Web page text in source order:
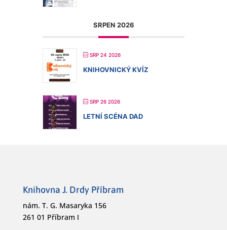
SRPEN 2026
SRP 24 2026
KNIHOVNICKÝ KVÍZ
SRP 26 2026
LETNÍ SCÉNA DAD
Knihovna J. Drdy Příbram
nám. T. G. Masaryka 156
261 01 Příbram I